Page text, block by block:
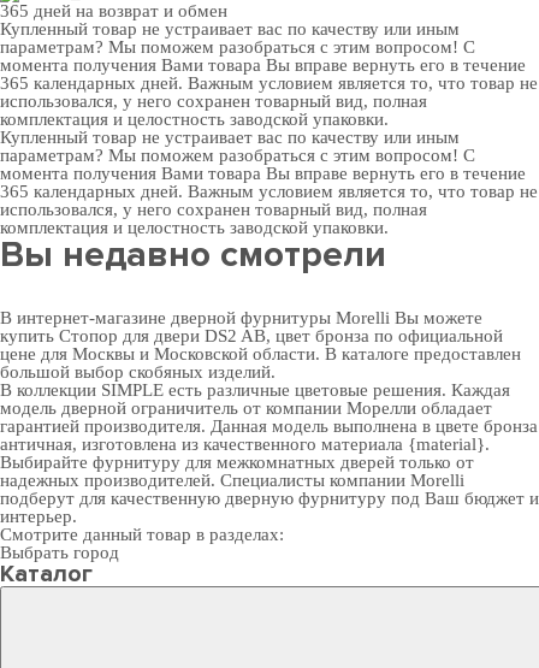
365 дней на возврат и обмен
Купленный товар не устраивает вас по качеству или иным
параметрам? Мы поможем разобраться с этим вопросом! С
момента получения Вами товара Вы вправе вернуть его в течение
365 календарных дней. Важным условием является то, что товар не
использовался, у него сохранен товарный вид, полная
комплектация и целостность заводской упаковки.
Купленный товар не устраивает вас по качеству или иным
параметрам? Мы поможем разобраться с этим вопросом! С
момента получения Вами товара Вы вправе вернуть его в течение
365 календарных дней. Важным условием является то, что товар не
использовался, у него сохранен товарный вид, полная
комплектация и целостность заводской упаковки.
Вы недавно смотрели
В интернет-магазине дверной фурнитуры Morelli Вы можете
купить Стопор для двери DS2 AB, цвет бронза по официальной
цене для Москвы и Московской области. В каталоге предоставлен
большой выбор скобяных изделий.
В коллекции SIMPLE есть различные цветовые решения. Каждая
модель дверной ограничитель от компании Морелли обладает
гарантией производителя. Данная модель выполнена в цвете бронза
античная, изготовлена из качественного материала {material}.
Выбирайте фурнитуру для межкомнатных дверей только от
надежных производителей. Специалисты компании Morelli
подберут для качественную дверную фурнитуру под Ваш бюджет и
интерьер.
Смотрите данный товар в разделах:
Выбрать город
Каталог